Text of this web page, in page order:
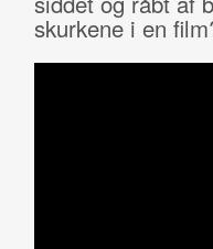
skurkene i en